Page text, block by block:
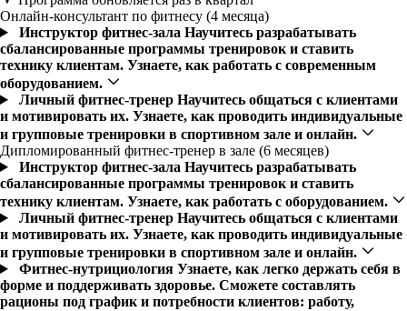
Онлайн-консультант по фитнесу (4 месяца)
Инструктор фитнес-зала Научитесь разрабатывать
сбалансированные программы тренировок и ставить
технику клиентам. Узнаете, как работать с современным
оборудованием.
Личный фитнес-тренер Научитесь общаться с клиентами
и мотивировать их. Узнаете, как проводить индивидуальные
и групповые тренировки в спортивном зале и онлайн.
Дипломированный фитнес-тренер в зале (6 месяцев)
Инструктор фитнес-зала Научитесь разрабатывать
сбалансированные программы тренировок и ставить
технику клиентам. Узнаете, как работать с оборудованием.
Личный фитнес-тренер Научитесь общаться с клиентами
и мотивировать их. Узнаете, как проводить индивидуальные
и групповые тренировки в спортивном зале и онлайн.
Фитнес-нутрициология Узнаете, как легко держать себя в
форме и поддерживать здоровье. Сможете составлять
рационы под график и потребности клиентов: работу,